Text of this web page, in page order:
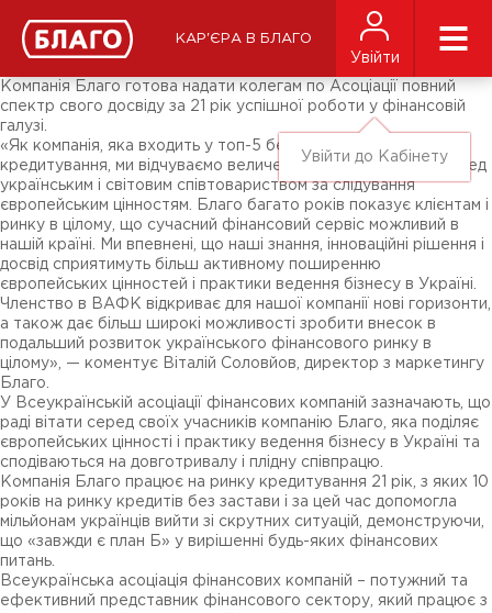
КАР'ЄРА В БЛАГО
Увійти
Увійти до Кабінету
ЗМІ про нас
Підписники соц-мереж
Ярмарки
Компанія Благо готова надати колегам по Асоціації повний
спектр свого досвіду за 21 рік успішної роботи у фінансовій
галузі.
«Як компанія, яка входить у топ-5 беззаставного
кредитування, ми відчуваємо величезну відповідальність перед
українським і світовим співтовариством за слідування
європейським цінностям. Благо багато років показує клієнтам і
ринку в цілому, що сучасний фінансовий сервіс можливий в
нашій країні. Ми впевнені, що наші знання, інноваційні рішення і
досвід сприятимуть більш активному поширенню
європейських цінностей і практики ведення бізнесу в Україні.
Членство в ВАФК відкриває для нашої компанії нові горизонти,
а також дає більш широкі можливості зробити внесок в
подальший розвиток українського фінансового ринку в
цілому», — коментує Віталій Соловйов, директор з маркетингу
Благо.
У Всеукраїнській асоціації фінансових компаній зазначають, що
раді вітати серед своїх учасників компанію Благо, яка поділяє
європейських цінності і практику ведення бізнесу в Україні та
сподіваються на довготривалу і плідну співпрацю.
Компанія Благо працює на ринку кредитування 21 рік, з яких 10
років на ринку кредитів без застави і за цей час допомогла
мільйонам українців вийти зі скрутних ситуацій, демонструючи,
що «завжди є план Б» у вирішенні будь-яких фінансових
питань.
Всеукраїнська асоціація фінансових компаній – потужний та
ефективний представник фінансового сектору, який працює з